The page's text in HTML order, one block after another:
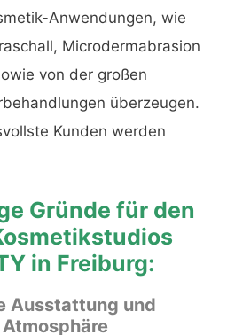
Anwendungen, wie
Microdermabrasion
von der großen
überzeugen.
Kunden werden
Gründe für den
in Freiburg:
Ausstattung und